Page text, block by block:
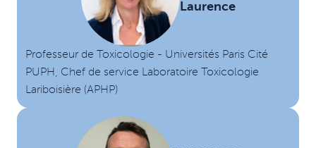
Laurence
Professeur de Toxicologie - Universités Paris Cité
PUPH, Chef de service Laboratoire Toxicologie
Lariboisière (APHP)